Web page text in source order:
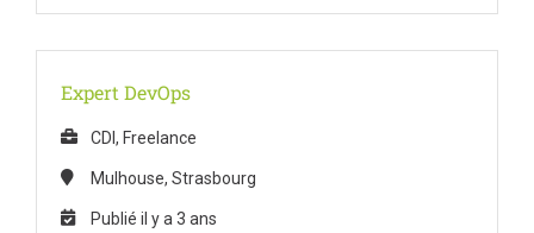
Expert DevOps
CDI, Freelance
Mulhouse, Strasbourg
Publié il y a 3 ans